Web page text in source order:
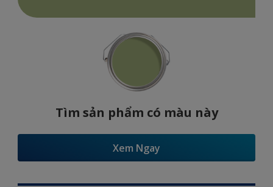
Tìm sản phẩm có màu này
Xem Ngay